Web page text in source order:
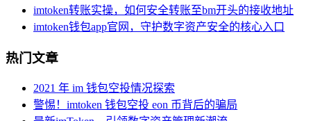
imtoken转账实操，如何安全转账至bm开头的接收地址
imtoken钱包app官网，守护数字资产安全的核心入口
热门文章
2021 年 im 钱包空投情况探索
警惕！imtoken 钱包空投 eon 币背后的骗局